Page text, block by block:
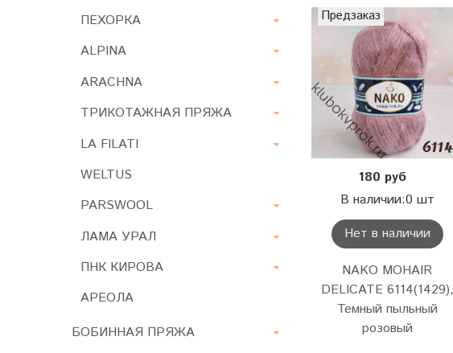
Предзаказ
180 руб
В наличии:0 шт
Нет в наличии
NAKO MOHAIR
DELICATE 6114(1429),
Темный пыльный
розовый
ПЕХОРКА
ALPINA
ARACHNA
ТРИКОТАЖНАЯ ПРЯЖА
LA FILATI
WELTUS
PARSWOOL
ЛАМА УРАЛ
ПНК КИРОВА
АРЕОЛА
БОБИННАЯ ПРЯЖА